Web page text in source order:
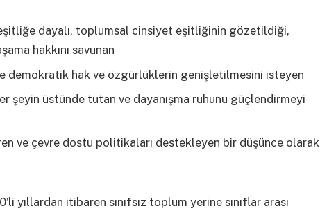
dayalı, toplumsal cinsiyet eşitliğinin gözetildiği,
hakkını savunan
demokratik hak ve özgürlüklerin genişletilmesini isteyen
şeyin üstünde tutan ve dayanışma ruhunu güçlendirmeyi
ve çevre dostu politikaları destekleyen bir düşünce olarak
yıllardan itibaren sınıfsız toplum yerine sınıflar arası